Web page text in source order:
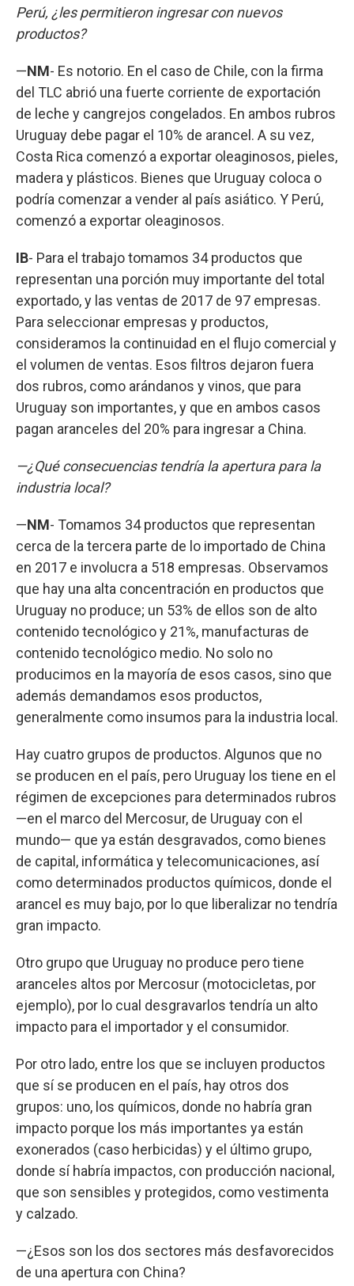
Perú, ¿les permitieron ingresar con nuevos
productos?
—NM- Es notorio. En el caso de Chile, con la firma
del TLC abrió una fuerte corriente de exportación
de leche y cangrejos congelados. En ambos rubros
Uruguay debe pagar el 10% de arancel. A su vez,
Costa Rica comenzó a exportar oleaginosos, pieles,
madera y plásticos. Bienes que Uruguay coloca o
podría comenzar a vender al país asiático. Y Perú,
comenzó a exportar oleaginosos.
IB- Para el trabajo tomamos 34 productos que
representan una porción muy importante del total
exportado, y las ventas de 2017 de 97 empresas.
Para seleccionar empresas y productos,
consideramos la continuidad en el flujo comercial y
el volumen de ventas. Esos filtros dejaron fuera
dos rubros, como arándanos y vinos, que para
Uruguay son importantes, y que en ambos casos
pagan aranceles del 20% para ingresar a China.
—¿Qué consecuencias tendría la apertura para la
industria local?
—NM- Tomamos 34 productos que representan
cerca de la tercera parte de lo importado de China
en 2017 e involucra a 518 empresas. Observamos
que hay una alta concentración en productos que
Uruguay no produce; un 53% de ellos son de alto
contenido tecnológico y 21%, manufacturas de
contenido tecnológico medio. No solo no
producimos en la mayoría de esos casos, sino que
además demandamos esos productos,
generalmente como insumos para la industria local.
Hay cuatro grupos de productos. Algunos que no
se producen en el país, pero Uruguay los tiene en el
régimen de excepciones para determinados rubros
—en el marco del Mercosur, de Uruguay con el
mundo— que ya están desgravados, como bienes
de capital, informática y telecomunicaciones, así
como determinados productos químicos, donde el
arancel es muy bajo, por lo que liberalizar no tendría
gran impacto.
Otro grupo que Uruguay no produce pero tiene
aranceles altos por Mercosur (motocicletas, por
ejemplo), por lo cual desgravarlos tendría un alto
impacto para el importador y el consumidor.
Por otro lado, entre los que se incluyen productos
que sí se producen en el país, hay otros dos
grupos: uno, los químicos, donde no habría gran
impacto porque los más importantes ya están
exonerados (caso herbicidas) y el último grupo,
donde sí habría impactos, con producción nacional,
que son sensibles y protegidos, como vestimenta
y calzado.
—¿Esos son los dos sectores más desfavorecidos
de una apertura con China?